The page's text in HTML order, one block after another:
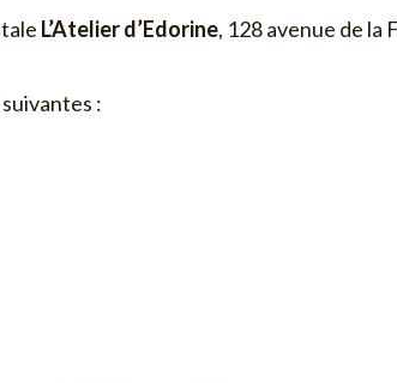
L’Atelier d’Edorine, 128 avenue de la
: